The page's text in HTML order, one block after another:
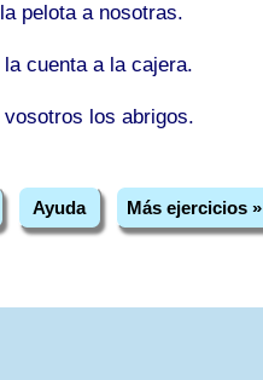
la pelota a nosotras.
la cuenta a la cajera.
vosotros los abrigos.
Ayuda Más ejercicios »